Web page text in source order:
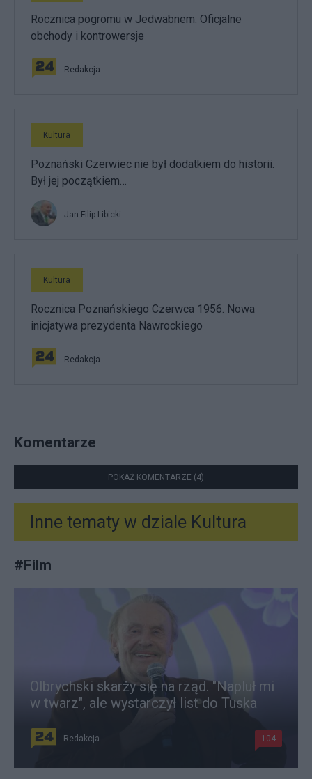
Rocznica pogromu w Jedwabnem. Oficjalne
obchody i kontrowersje
Redakcja
Kultura
Poznański Czerwiec nie był dodatkiem do historii.
Był jej początkiem…
Jan Filip Libicki
Kultura
Rocznica Poznańskiego Czerwca 1956. Nowa
inicjatywa prezydenta Nawrockiego
Redakcja
Komentarze
POKAŻ KOMENTARZE (4)
Inne tematy w dziale Kultura
#Film
Olbrychski skarży się na rząd. "Napluł mi
w twarz", ale wystarczył list do Tuska
Redakcja 104